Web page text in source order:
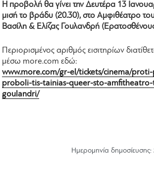
Η προβολή θα γίνει την Δευτέρα 13
μισή το βράδυ (20.30), στο Αμφιθέατρο
Βασίλη & Ελίζας Γουλανδρή
Περιορισμένος αριθμός εισιτηρίων
μέσω more.com εδώ:
www.more.com/gr-el/tickets/cinema/
proboli-tis-tainias-queer-sto-
goulandri/
Hμερομηνία